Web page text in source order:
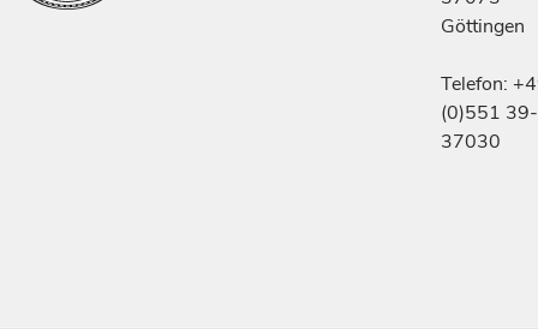
Göttingen
Telefon:
(0)551 39-
37030